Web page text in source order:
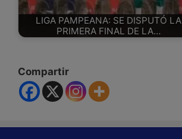
LIGA PAMPEANA: SE DISPUTÓ LA
PRIMERA FINAL DE LA…
Compartir